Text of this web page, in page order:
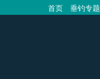
首页 垂钓专题